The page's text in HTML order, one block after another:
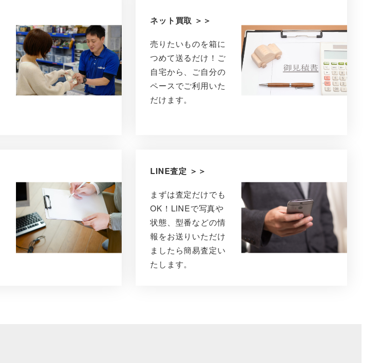
ネット買取 ＞＞
売りたいものを箱に
つめて送るだけ！ご
自宅から、ご自分の
ペースでご利用いた
だけます。
LINE査定 ＞＞
まずは査定だけでも
OK！LINEで写真や
状態、型番などの情
報をお送りいただけ
ましたら簡易査定い
たします。